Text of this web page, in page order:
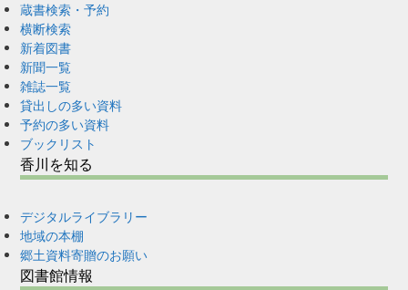
蔵書検索・予約
横断検索
新着図書
新聞一覧
雑誌一覧
貸出しの多い資料
予約の多い資料
ブックリスト
香川を知る
デジタルライブラリー
地域の本棚
郷土資料寄贈のお願い
図書館情報